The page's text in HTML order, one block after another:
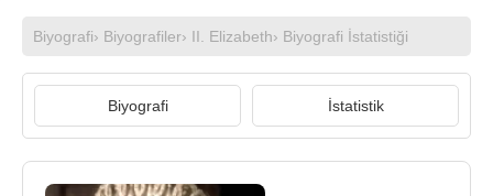
Biyografi› Biyografiler› II. Elizabeth› Biyografi İstatistiği
Biyografi İstatistik